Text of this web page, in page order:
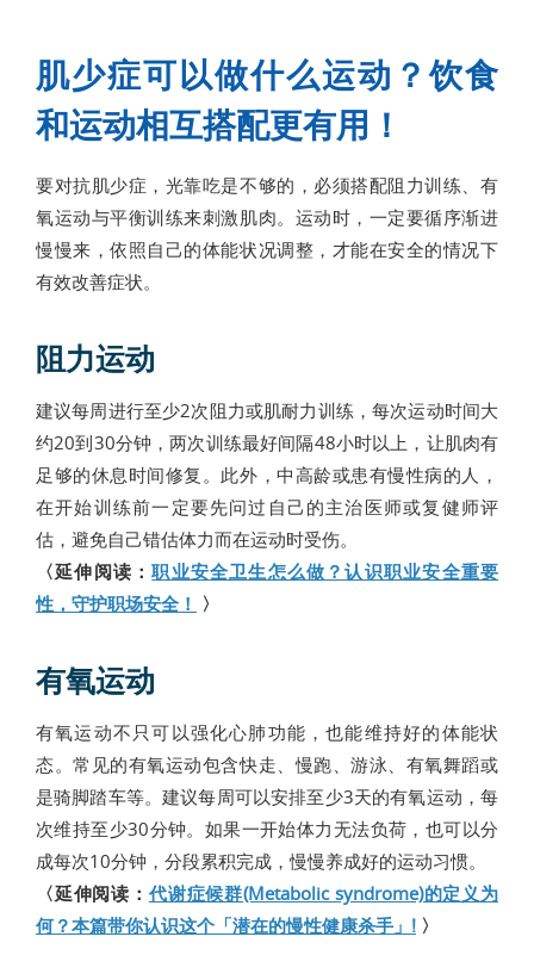
肌少症可以做什么运动？饮食
和运动相互搭配更有用！
要对抗肌少症，光靠吃是不够的，必须搭配阻力训练、有
氧运动与平衡训练来刺激肌肉。运动时，一定要循序渐进
慢慢来，依照自己的体能状况调整，才能在安全的情况下
有效改善症状。
阻力运动
建议每周进行至少2次阻力或肌耐力训练，每次运动时间大
约20到30分钟，两次训练最好间隔48小时以上，让肌肉有
足够的休息时间修复。此外，中高龄或患有慢性病的人，
在开始训练前一定要先问过自己的主治医师或复健师评
估，避免自己错估体力而在运动时受伤。
〈延伸阅读：职业安全卫生怎么做？认识职业安全重要
性，守护职场安全！ 〉
有氧运动
有氧运动不只可以强化心肺功能，也能维持好的体能状
态。常见的有氧运动包含快走、慢跑、游泳、有氧舞蹈或
是骑脚踏车等。建议每周可以安排至少3天的有氧运动，每
次维持至少30分钟。如果一开始体力无法负荷，也可以分
成每次10分钟，分段累积完成，慢慢养成好的运动习惯。
〈延伸阅读： 代谢症候群(Metabolic syndrome)的定义为
何？本篇带你认识这个「潜在的慢性健康杀手」! 〉